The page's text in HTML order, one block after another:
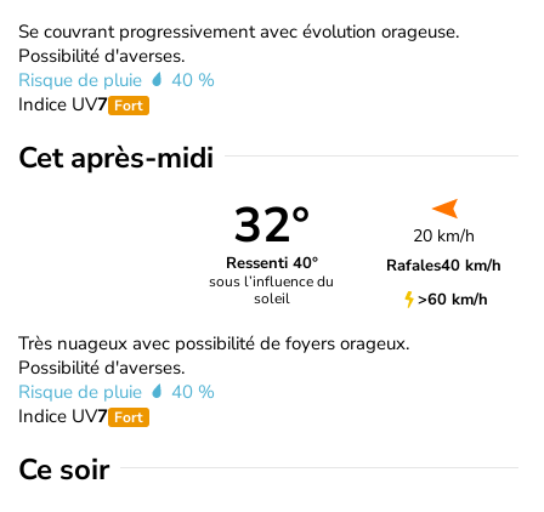
Se couvrant progressivement avec évolution orageuse.
Possibilité d'averses.
Risque de pluie
40 %
Indice UV7 Fort
Cet après-midi
32°
Ressenti 40°
sous l’influence du
soleil
20 km/h
Rafales40 km/h
>60 km/h
Très nuageux avec possibilité de foyers orageux.
Possibilité d'averses.
Risque de pluie
40 %
Indice UV7 Fort
Ce soir